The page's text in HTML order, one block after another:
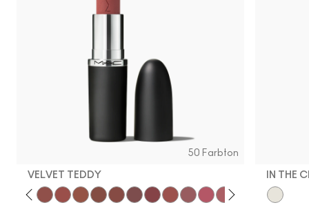
50 Farbton
VELVET TEDDY IN THE